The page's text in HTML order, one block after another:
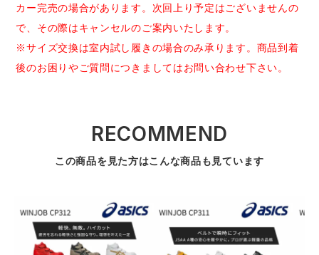
カー完売の場合があります。次回上り予定はございませんの
で、その際はキャンセルのご案内いたします。
※サイズ交換は室内試し履きの場合のみ承ります。商品到着
後のお困りやご質問につきましてはお問い合わせ下さい。
RECOMMEND
この商品を見た方はこんな商品も見ています